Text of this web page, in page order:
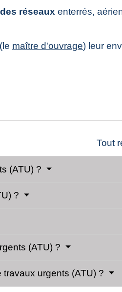
réseaux enterrés,
maître d'ouvrage) leur
Tout
(ATU) ?
?
(ATU) ?
urgents (ATU) ?